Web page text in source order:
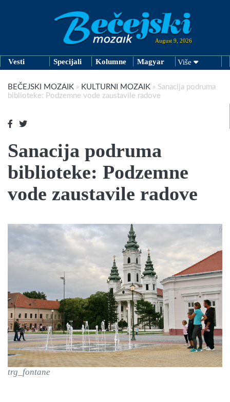
August 9, 2026
Vesti Specijali Kolumne Magyar Više
BEČEJSKI MOZAIK » KULTURNI MOZAIK » Sanacija podruma
biblioteke: Podzemne vode zaustavile radove
Sanacija podruma
biblioteke: Podzemne
vode zaustavile radove
trg_fontane